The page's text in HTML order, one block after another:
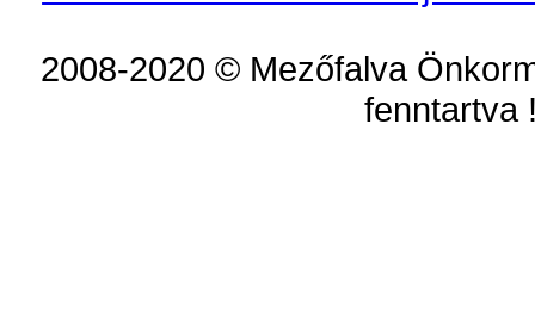
2008-2020 © Mezőfalva
fenntartva